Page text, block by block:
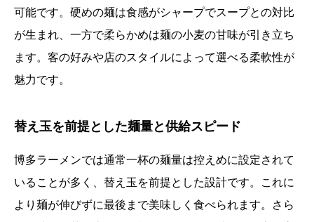
可能です。硬めの麺は食感がシャープでスープとの対比
が生まれ、一方で柔らかめは麺の小麦の甘味が引き立ち
ます。客の好みや店のスタイルによって選べる柔軟性が
魅力です。
替え玉を前提とした麺量と供給スピード
博多ラーメンでは通常一杯の麺量は控えめに設定されて
いることが多く、替え玉を前提とした設計です。これに
より麺が伸びずに最後まで美味しく食べられます。さら